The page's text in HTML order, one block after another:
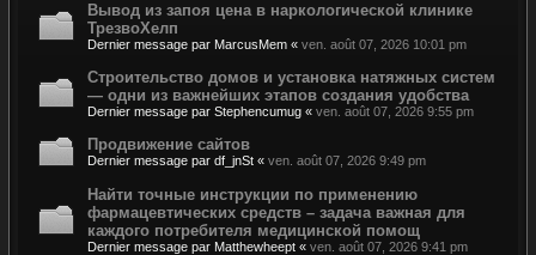
Вывод из запоя цена в наркологической клинике
ТрезвоХелп
Dernier message par MarcusMem « ven. août 07, 2026 10:01 pm
Строительство домов и установка натяжных систем
— одни из важнейших этапов создания удобства
Dernier message par Stephencumug « ven. août 07, 2026 9:55 pm
Продвижение сайтов
Dernier message par df_jnSt « ven. août 07, 2026 9:49 pm
Найти точные инструкции по применению
фармацевтических средств – задача важная для
каждого потребителя медицинской помощ
Dernier message par Matthewheept « ven. août 07, 2026 9:41 pm